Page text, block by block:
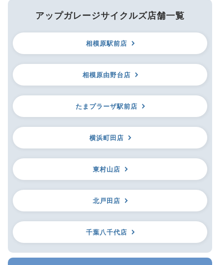
アップガレージサイクルズ店舗一覧
相模原駅前店
相模原由野台店
たまプラーザ駅前店
横浜町田店
東村山店
北戸田店
千葉八千代店